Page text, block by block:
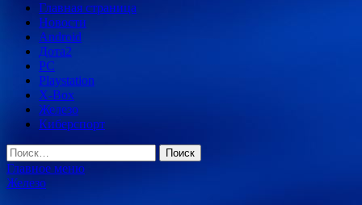
Главная страница
Новости
Android
Дота2
PC
Playstation
X-Box
Железо
Киберспорт
Найти:
Главное меню
Железо